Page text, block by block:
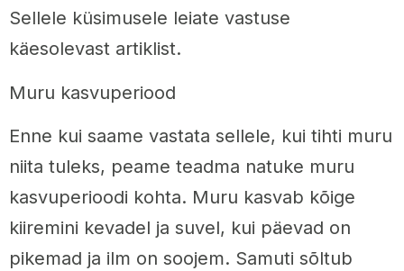
Sellele küsimusele leiate vastuse
käesolevast artiklist.
Muru kasvuperiood
Enne kui saame vastata sellele, kui tihti muru
niita tuleks, peame teadma natuke muru
kasvuperioodi kohta. Muru kasvab kõige
kiiremini kevadel ja suvel, kui päevad on
pikemad ja ilm on soojem. Samuti sõltub